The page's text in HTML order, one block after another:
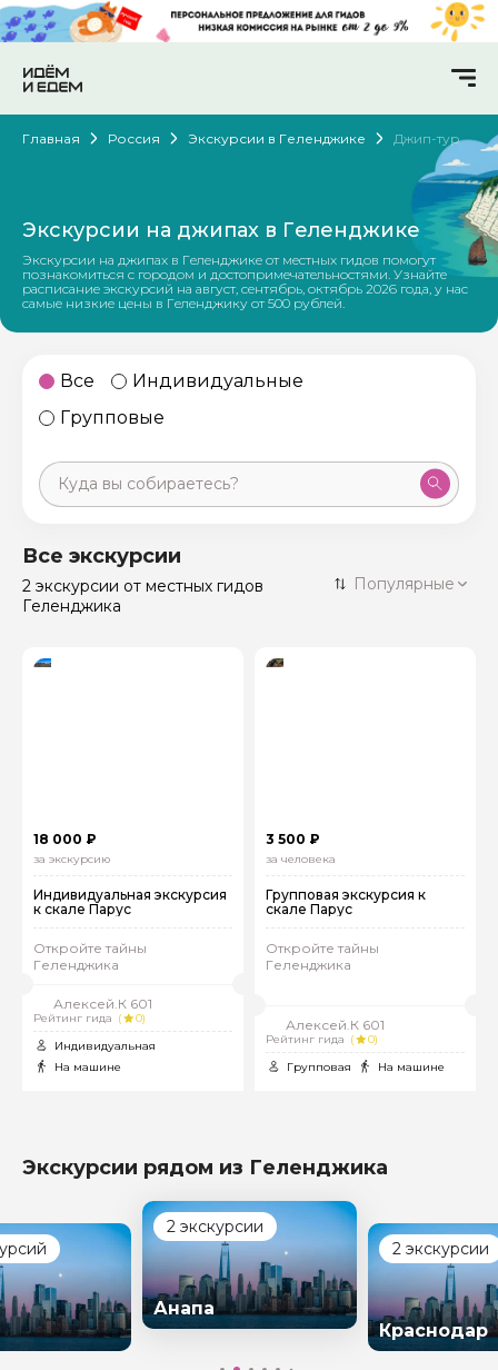
Главная Россия Экскурсии в Геленджике Джип-тур
Экскурсии на джипах в Геленджике
Экскурсии на джипах в Геленджике от местных гидов помогут
познакомиться с городом и достопримечательностями. Узнайте
расписание экскурсий на август, сентябрь, октябрь 2026 года, у нас
самые низкие цены в Геленджику от 500 рублей.
Все
Индивидуальные
Групповые
Санкт-Петербург
Россия
50 экскурсий
Все экскурсии
2 экскурсии от местных гидов
Геленджика
Популярные
18 000 ₽
за экскурсию
Индивидуальная экскурсия
к скале Парус
Откройте тайны
Геленджика
Алексей.К 601
Рейтинг гида (
0)
Индивидуальная
На машине
3 500 ₽
за человека
Групповая экскурсия к
скале Парус
Откройте тайны
Геленджика
Алексей.К 601
Рейтинг гида (
0)
Групповая
На машине
Экскурсии рядом из Геленджика
2 экскурсии
Анапа
2 экскурсии
Краснодар